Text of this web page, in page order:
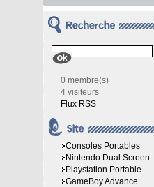
0 membre(s)
4 visiteurs
Flux RSS
Consoles Portables
Nintendo Dual Screen
Playstation Portable
GameBoy Advance